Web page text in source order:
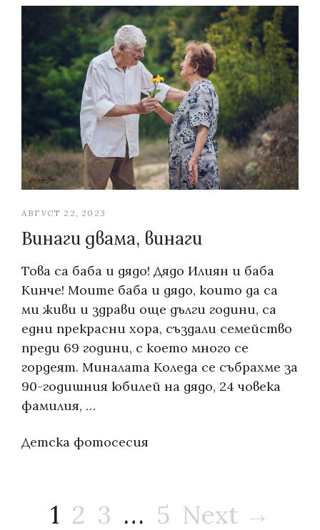
АВГУСТ 22, 2023
Винаги двама, винаги
Това са баба и дядо! Дядо Илиян и баба
Кинче! Моите баба и дядо, които да са
ми живи и здрави още дълги години, са
едни прекрасни хора, създали семейство
преди 69 години, с което много се
гордеят. Миналата Коледа се събрахме за
90-годишния юбилей на дядо, 24 човека
фамилия, …
Categories:
Детска фотосесия
Разделяне
1 2 3 … 5 Next →